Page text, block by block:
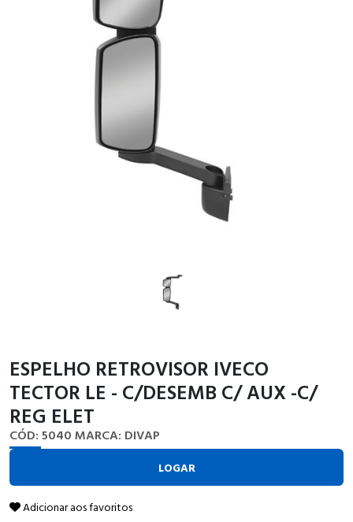
ESPELHO RETROVISOR IVECO
TECTOR LE - C/DESEMB C/ AUX -C/
REG ELET
CÓD: 5040 MARCA: DIVAP
LOGAR
Adicionar aos favoritos